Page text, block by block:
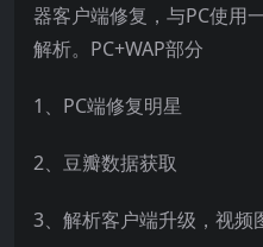
器客户端修复，与PC使用
解析。PC+WAP部分
1、PC端修复明星
2、豆瓣数据获取
3、解析客户端升级，视频